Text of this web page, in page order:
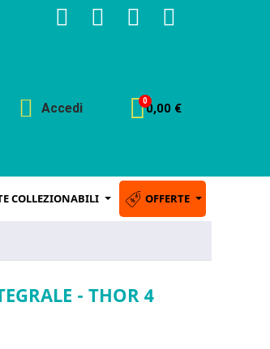
Accedi 0,00 €
COLLEZIONABILI OFFERTE
- THOR 4